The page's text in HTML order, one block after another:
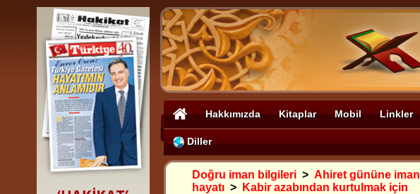
Hakkımızda Kitaplar Mobil Linkler
Diller
Doğru iman bilgileri > Ahiret gününe iman
hayatı > Kabir azabından kurtulmak için